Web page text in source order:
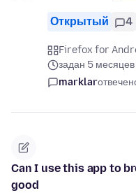
Открытый 4
Firefox for
задан 5
marklar
Can I use this app to
good